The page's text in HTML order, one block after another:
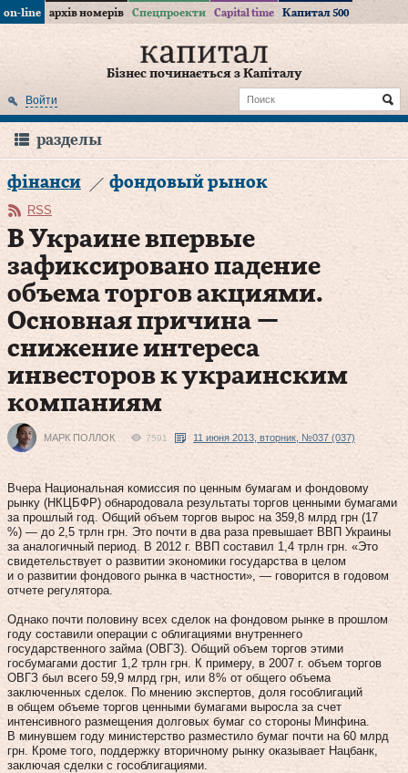
on-line архів номерів Спецпроекти Capital time Капитал 500
Бізнес починається з Капіталу
Войти
разделы
фінанси фондовый рынок
RSS
В Украине впервые
зафиксировано падение
объема торгов акциями.
Основная причина —
снижение интереса
инвесторов к украинским
компаниям
МАРК ПОЛЛОК 7591 11 июня 2013, вторник, №037 (037)
Вчера Национальная комиссия по ценным бумагам и фондовому
рынку (НКЦБФР) обнародовала результаты торгов ценными бумагами
за прошлый год. Общий объем торгов вырос на 359,8 млрд грн (17
%) — до 2,5 трлн грн. Это почти в два раза превышает ВВП Украины
за аналогичный период. В 2012 г. ВВП составил 1,4 трлн грн. «Это
свидетельствует о развитии экономики государства в целом
и о развитии фондового рынка в частности», — говорится в годовом
отчете регулятора.
Однако почти половину всех сделок на фондовом рынке в прошлом
году составили операции с облигациями внутреннего
государственного займа (ОВГЗ). Общий объем торгов этими
госбумагами достиг 1,2 трлн грн. К примеру, в 2007 г. объем торгов
ОВГЗ был всего 59,9 млрд грн, или 8 % от общего объема
заключенных сделок. По мнению экспертов, доля гособлигаций
в общем объеме торгов ценными бумагами выросла за счет
интенсивного размещения долговых бумаг со стороны Минфина.
В минувшем году министерство разместило бумаг почти на 60 млрд
грн. Кроме того, поддержку вторичному рынку оказывает Нацбанк,
заключая сделки с гос­облигациями.